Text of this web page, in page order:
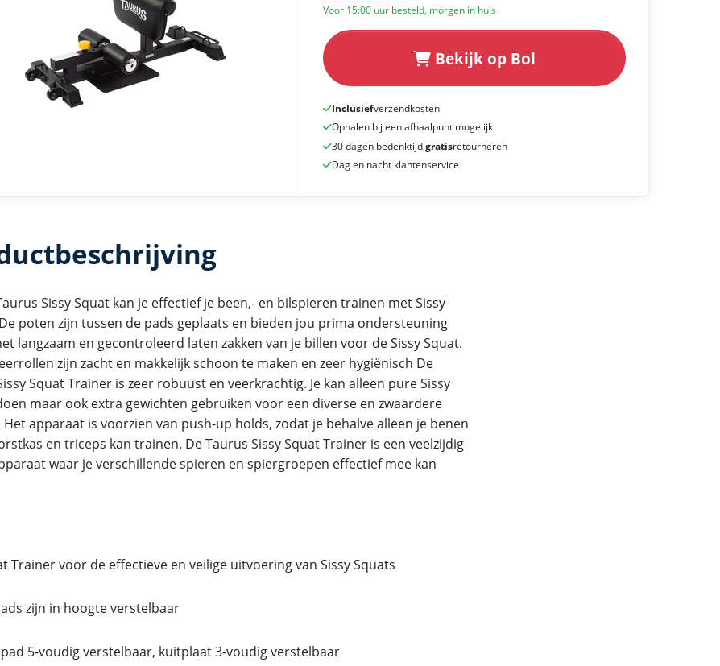
Voor 15:00 uur besteld, morgen in huis
Bekijk op Bol
Inclusiefverzendkosten
Ophalen bij een afhaalpunt mogelijk
30 dagen bedenktijd,gratisretourneren
Dag en nacht klantenservice
Sissy Squat kan je effectief je been,- en bilspieren trainen met Sissy
poten zijn tussen de pads geplaats en bieden jou prima ondersteuning
langzaam en gecontroleerd laten zakken van je billen voor de Sissy Squat.
zijn zacht en makkelijk schoon te maken en zeer hygiënisch De
Squat Trainer is zeer robuust en veerkrachtig. Je kan alleen pure Sissy
maar ook extra gewichten gebruiken voor een diverse en zwaardere
apparaat is voorzien van push-up holds, zodat je behalve alleen je benen
en triceps kan trainen. De Taurus Sissy Squat Trainer is een veelzijdig
waar je verschillende spieren en spiergroepen effectief mee kan
Trainer voor de effectieve en veilige uitvoering van Sissy Squats
zijn in hoogte verstelbaar
5-voudig verstelbaar, kuitplaat 3-voudig verstelbaar